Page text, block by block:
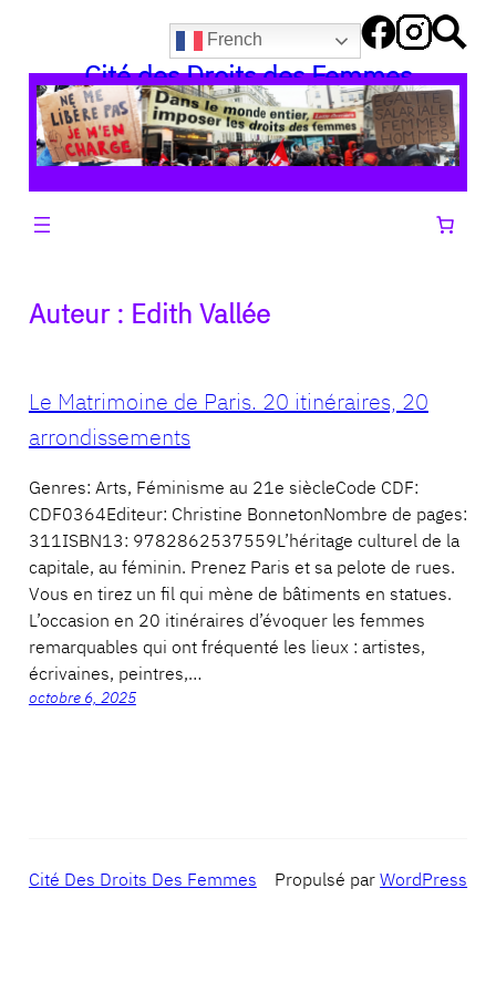
contenu
French
Cité des Droits des Femmes
Auteur : Edith Vallée
Le Matrimoine de Paris. 20 itinéraires, 20
arrondissements
Genres: Arts, Féminisme au 21e siècleCode CDF:
CDF0364Editeur: Christine BonnetonNombre de pages:
311ISBN13: 9782862537559L’héritage culturel de la
capitale, au féminin. Prenez Paris et sa pelote de rues.
Vous en tirez un fil qui mène de bâtiments en statues.
L’occasion en 20 itinéraires d’évoquer les femmes
remarquables qui ont fréquenté les lieux : artistes,
écrivaines, peintres,…
octobre 6, 2025
Cité Des Droits Des Femmes Propulsé parWordPress